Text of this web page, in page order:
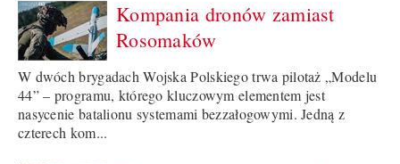
Kompania dronów zamiast
Rosomaków
W dwóch brygadach Wojska Polskiego trwa pilotaż „Modelu
44” – programu, którego kluczowym elementem jest
nasycenie batalionu systemami bezzałogowymi. Jedną z
czterech kom...